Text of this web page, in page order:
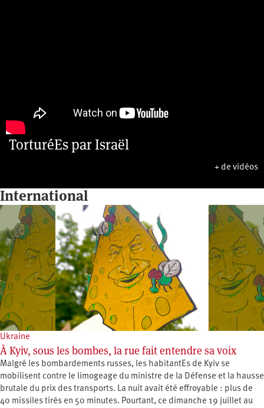
TorturéEs par Israël
+ de vidéos
International
Ukraine
À Kyiv, sous les bombes, la rue fait entendre sa voix
Malgré les bombardements russes, les habitantEs de Kyiv se
mobilisent contre le limogeage du ministre de la Défense et la hausse
brutale du prix des transports. La nuit avait été effroyable : plus de
40 missiles tirés en 50 minutes. Pourtant, ce dimanche 19 juillet au